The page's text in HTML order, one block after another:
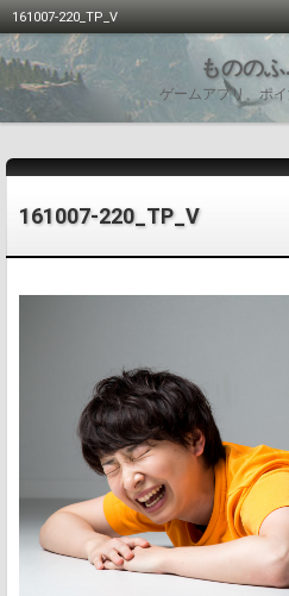
161007-220_TP_V
ものの
ゲームアプリ、ポ
161007-220_TP_V